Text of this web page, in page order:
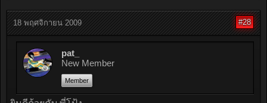
18 พฤศจิกายน 2009 #28
pat_
New Member
Member